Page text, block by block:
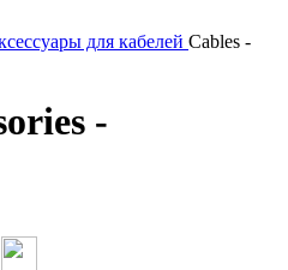
для кабелей Cables -
-